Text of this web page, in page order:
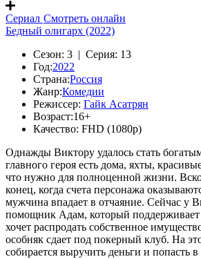
Сериал Смотреть онлайн
Бедный олигарх (2022)
Сезон: 3 | Серия: 13
Год:2022
Страна:Россия
Жанр:Комедии
Режиссер: Гайк Асатрян
Возраст:16+
Качество: FHD (1080p)
Однажды Виктору удалось стать
главного героя есть дома, яхты,
что нужно для полноценной жизни.
конец, когда счета персонажа
мужчина впадает в отчаяние. Сейчас у
помощник Адам, который поддерживает
хочет распродать собственное
особняк сдает под покерный клуб. На
собирается выручить деньги и попасть